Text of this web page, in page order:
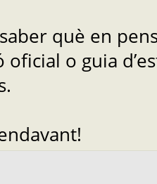
què en
oficial o guia